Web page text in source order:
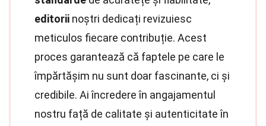
editorii noștri dedicați revizuiesc
meticulos fiecare contribuție. Acest
proces garantează că faptele pe care le
împărtășim nu sunt doar fascinante, ci și
credibile. Ai încredere în angajamentul
nostru față de calitate și autenticitate în